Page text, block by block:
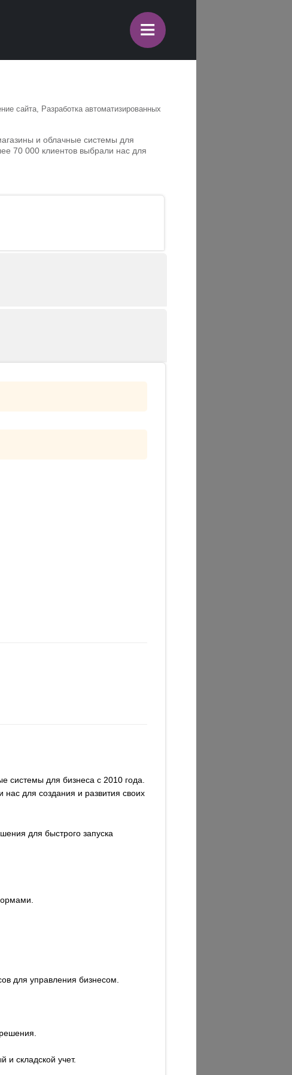
≡
сайта, Разработка автоматизированных
и облачные системы для
70 000 клиентов выбрали нас для
системы для бизнеса c 2010 года.
для создания и развития своих
для быстрого запуска
для управления бизнесом.
складской учет.